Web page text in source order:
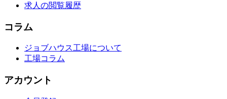
求人の閲覧履歴
コラム
ジョブハウス工場について
工場コラム
アカウント